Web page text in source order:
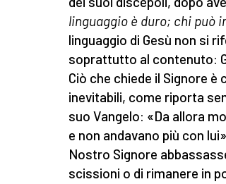
linguaggio è duro; chi può
linguaggio di Gesù non si
soprattutto al contenuto:
Ciò che chiede il Signore
inevitabili, come riporta
suo Vangelo: «Da allora
e non andavano più con
Nostro Signore
scissioni o di rimanere in